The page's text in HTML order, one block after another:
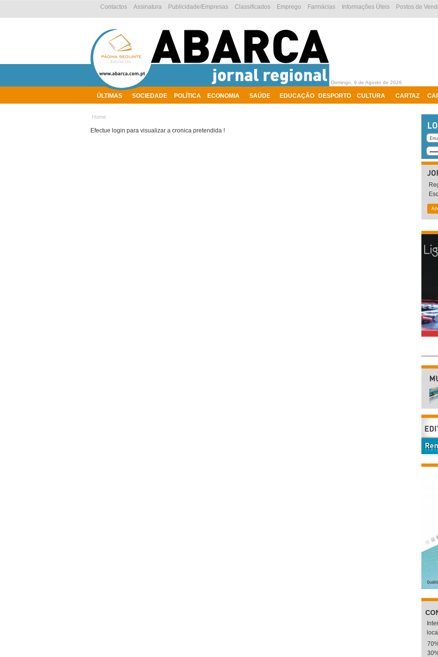
ÚLTIMAS SOCIEDADE POLÍTICA ECONOMIA SAÚDE EDUCAÇÃO DESPORTO CULTURA CARTAZ
Postos de
Informações Úteis
Farmácias
Emprego
Classificados
Publicidade/Empresas
Assinatura
Contactos
Domingo, 9 de Agosto de 2026
Home
Efectue login para visualizar a cronica pretendida !